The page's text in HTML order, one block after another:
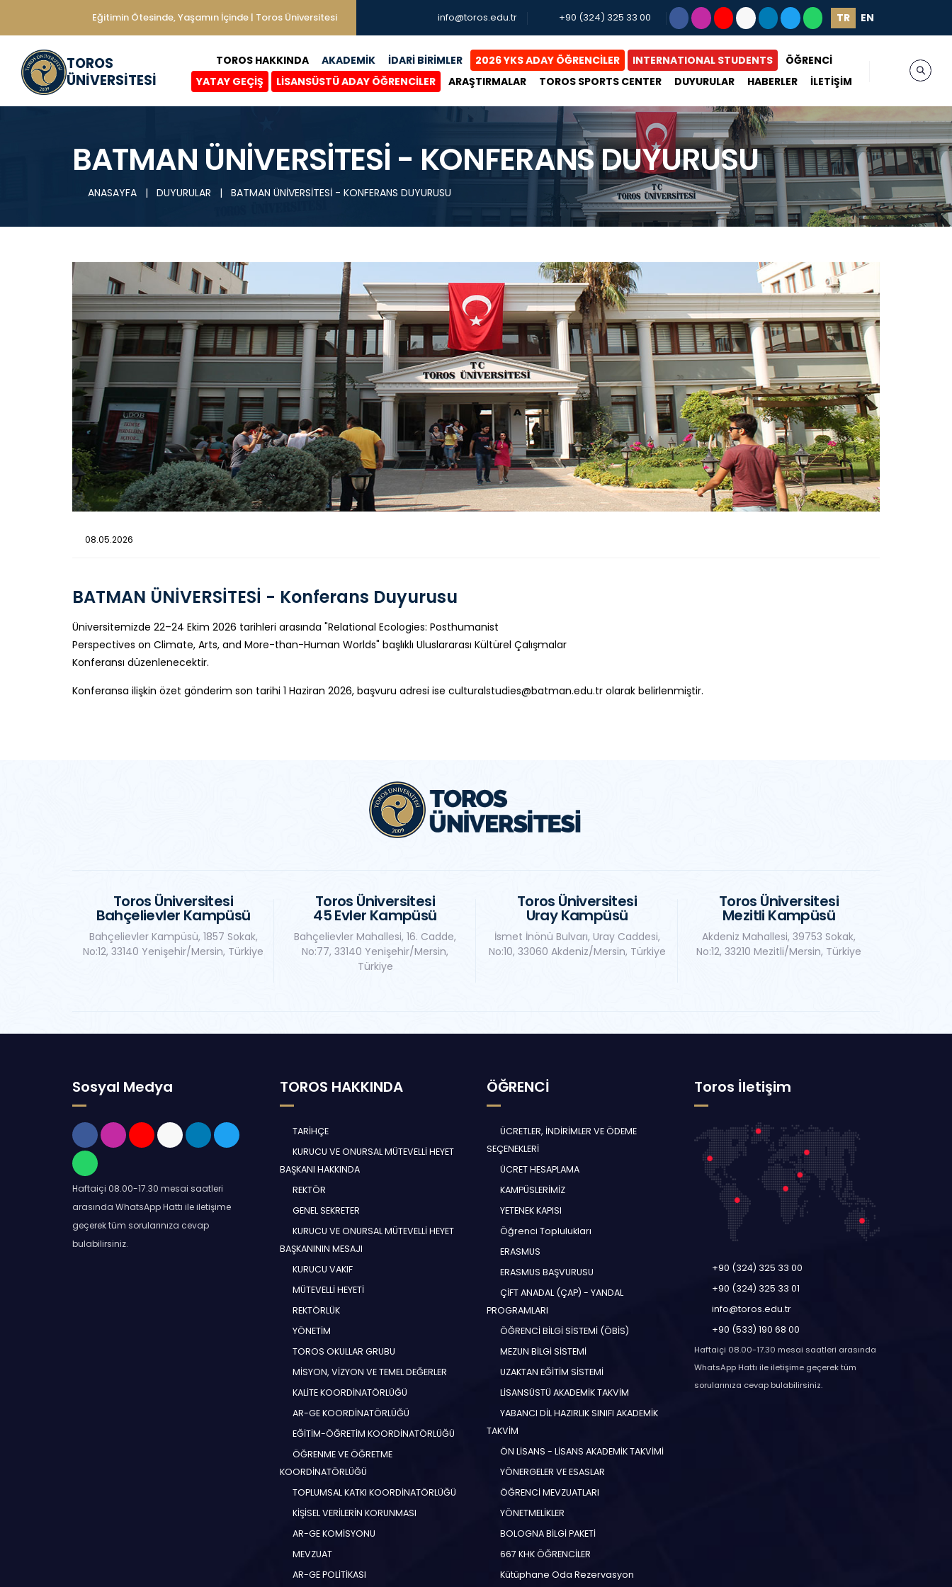
Eğitimin Ötesinde, Yaşamın İçinde | Toros Üniversitesi info@toros.edu.tr +90 (324) 325 33 00 TR EN
TOROS
ÜNİVERSİTESİ
TOROS HAKKINDA AKADEMİK İDARİ BİRİMLER 2026 YKS ADAY ÖĞRENCİLER INTERNATIONAL STUDENTS
ÖĞRENCİ
YATAY GEÇİŞ
LİSANSÜSTÜ ADAY ÖĞRENCİLER ARAŞTIRMALAR TOROS SPORTS CENTER DUYURULAR HABERLER İLETİŞİM
BATMAN ÜNİVERSİTESİ - KONFERANS DUYURUSU
ANASAYFA | DUYURULAR | BATMAN ÜNİVERSİTESİ - KONFERANS DUYURUSU
08.05.2026
BATMAN ÜNİVERSİTESİ - Konferans Duyurusu
Üniversitemizde 22–24 Ekim 2026 tarihleri arasında "Relational Ecologies: Posthumanist
Perspectives on Climate, Arts, and More-than-Human Worlds" başlıklı Uluslararası Kültürel Çalışmalar
Konferansı düzenlenecektir.
Konferansa ilişkin özet gönderim son tarihi 1 Haziran 2026, başvuru adresi ise culturalstudies@batman.edu.tr olarak belirlenmiştir.
Toros Üniversitesi
Bahçelievler Kampüsü
Bahçelievler Kampüsü, 1857 Sokak,
No:12, 33140 Yenişehir/Mersin, Türkiye
Toros Üniversitesi
45 Evler Kampüsü
Bahçelievler Mahallesi, 16. Cadde,
No:77, 33140 Yenişehir/Mersin,
Türkiye
Toros Üniversitesi
Uray Kampüsü
İsmet İnönü Bulvarı, Uray Caddesi,
No:10, 33060 Akdeniz/Mersin, Türkiye
Toros Üniversitesi
Mezitli Kampüsü
Akdeniz Mahallesi, 39753 Sokak,
No:12, 33210 Mezitli/Mersin, Türkiye
Sosyal Medya
Haftaiçi 08.00-17.30 mesai saatleri
arasında WhatsApp Hattı ile iletişime
geçerek tüm sorularınıza cevap
bulabilirsiniz.
TOROS HAKKINDA
TARİHÇE
KURUCU VE ONURSAL MÜTEVELLİ HEYET
BAŞKANI HAKKINDA
REKTÖR
GENEL SEKRETER
KURUCU VE ONURSAL MÜTEVELLİ HEYET
BAŞKANININ MESAJI
KURUCU VAKIF
MÜTEVELLİ HEYETİ
REKTÖRLÜK
YÖNETİM
TOROS OKULLAR GRUBU
MİSYON, VİZYON VE TEMEL DEĞERLER
KALİTE KOORDİNATÖRLÜĞÜ
AR-GE KOORDİNATÖRLÜĞÜ
EĞİTİM-ÖĞRETİM KOORDİNATÖRLÜĞÜ
ÖĞRENME VE ÖĞRETME
KOORDİNATÖRLÜĞÜ
TOPLUMSAL KATKI KOORDİNATÖRLÜĞÜ
KİŞİSEL VERİLERİN KORUNMASI
AR-GE KOMİSYONU
MEVZUAT
AR-GE POLİTİKASI
ÖĞRENCİ
ÜCRETLER, İNDİRİMLER VE ÖDEME
SEÇENEKLERİ
ÜCRET HESAPLAMA
KAMPÜSLERİMİZ
YETENEK KAPISI
Öğrenci Toplulukları
ERASMUS
ERASMUS BAŞVURUSU
ÇİFT ANADAL (ÇAP) - YANDAL
PROGRAMLARI
ÖĞRENCİ BİLGİ SİSTEMİ (ÖBİS)
MEZUN BİLGİ SİSTEMİ
UZAKTAN EĞİTİM SİSTEMİ
LİSANSÜSTÜ AKADEMİK TAKVİM
YABANCI DİL HAZIRLIK SINIFI AKADEMİK
TAKVİM
ÖN LİSANS - LİSANS AKADEMİK TAKVİMİ
YÖNERGELER VE ESASLAR
ÖĞRENCİ MEVZUATLARI
YÖNETMELİKLER
BOLOGNA BİLGİ PAKETİ
667 KHK ÖĞRENCİLER
Kütüphane Oda Rezervasyon
Toros İletişim
+90 (324) 325 33 00
+90 (324) 325 33 01
info@toros.edu.tr
+90 (533) 190 68 00
Haftaiçi 08.00-17.30 mesai saatleri arasında
WhatsApp Hattı ile iletişime geçerek tüm
sorularınıza cevap bulabilirsiniz.